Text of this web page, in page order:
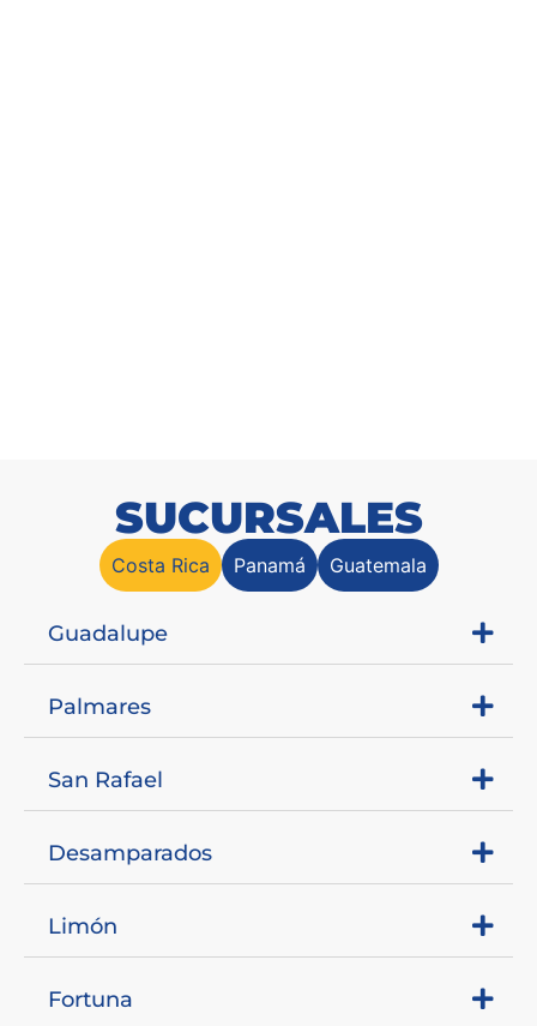
SUCURSALES
Costa Rica Panamá Guatemala
Guadalupe
Palmares
San Rafael
Desamparados
Limón
Fortuna